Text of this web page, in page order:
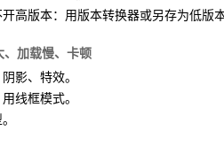
高版本：用版本转换器或另存为低版
加载慢、卡顿
影、特效。
线框模式。